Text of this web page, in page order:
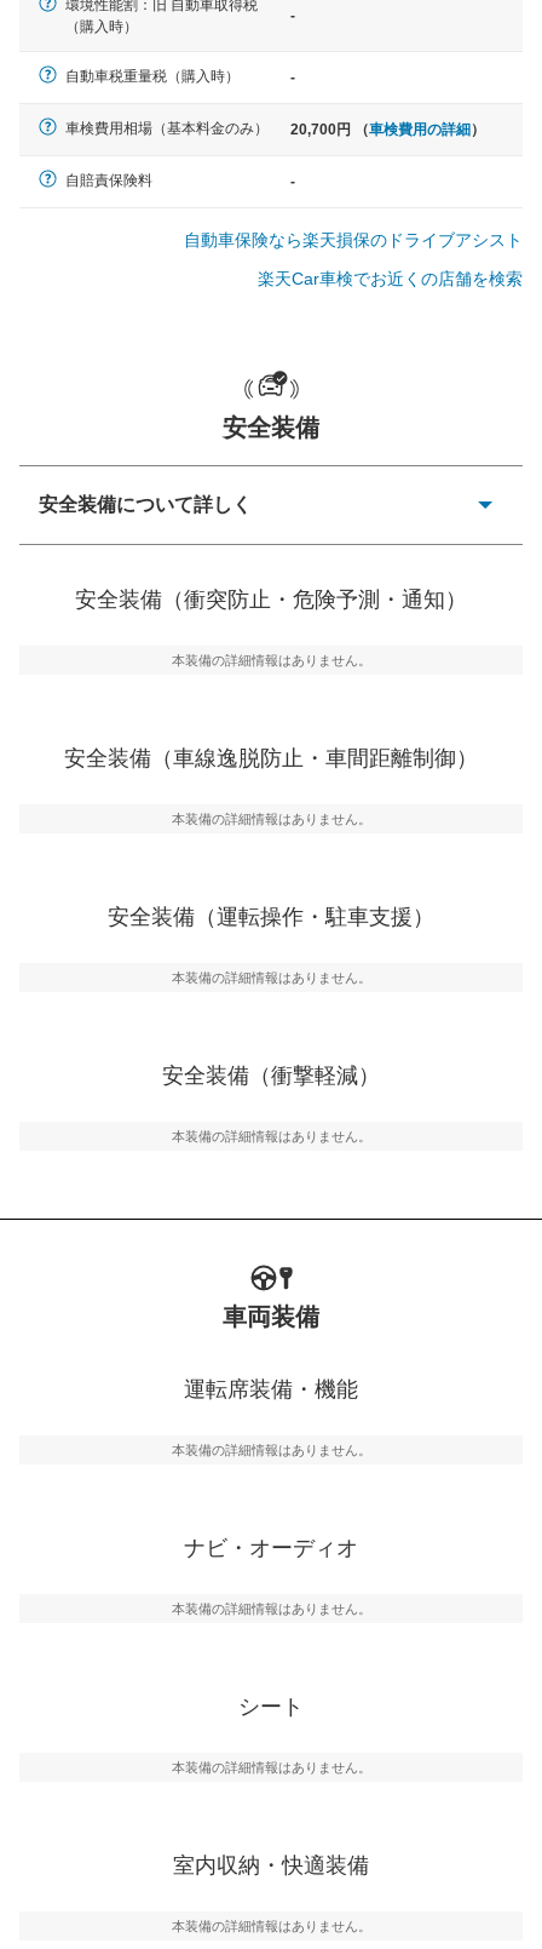
ノア、セレナ、プリウス、カロー
ラ、ステップワゴン など
大型車
クラウン、アルファード、フォレ
カD:5 など
環境性能割：旧 自動車取得税
（購入時）
-
自動車税重量税（購入時） -
車検費用相場（基本料金のみ） 20,700円 （車検費用の詳細）
自賠責保険料 -
自動車保険なら楽天損保のドライブアシスト
楽天Car車検でお近くの店舗を検索
安全装備
安全装備について詳しく
ーキアシスト、ABSなどが装備されています。
車線逸脱防止
車線のはみだしやふらつきを防止するためにレーンキー
運転・駐車支援
グ・アシストやサイドブラインドモニターなどが装備さ
万が一車体が衝撃を受けたときに、運転者・同乗者を守
るSRSエアバッグシステム、プリテンショナーシートベ
安全装備（衝突防止・危険予測・通知）
本装備の詳細情報はありません。
安全装備（車線逸脱防止・車間距離制御）
本装備の詳細情報はありません。
安全装備（運転操作・駐車支援）
本装備の詳細情報はありません。
安全装備（衝撃軽減）
本装備の詳細情報はありません。
車両装備
運転席装備・機能
本装備の詳細情報はありません。
ナビ・オーディオ
本装備の詳細情報はありません。
シート
本装備の詳細情報はありません。
室内収納・快適装備
本装備の詳細情報はありません。